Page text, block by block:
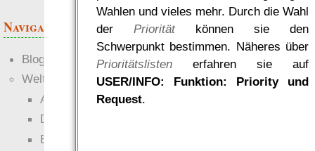
Wahlen und vieles mehr. Durch die Wahl
der Prioritätkönnen sie den
Schwerpunkt bestimmen. Näheres über
Prioritätslistenerfahren sie auf
USER/INFO: Funktion: Priority und
Request.
Navigation
Blogs
Welten
Ante Portas
Die neuen Lande
EWS-X